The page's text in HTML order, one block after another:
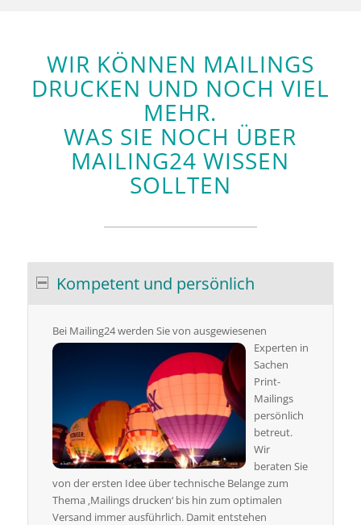
WIR KÖNNEN MAILINGS
DRUCKEN UND NOCH VIEL
MEHR.
WAS SIE NOCH ÜBER
MAILING24 WISSEN
SOLLTEN
Kompetent und persönlich
Bei Mailing24werden Sie von ausgewiesenen
Experten in
Sachen
Print-
Mailings
persönlich
betreut.
Wir
beraten Sie
von der ersten Idee über technische Belange zum
Thema ‚Mailings drucken‘ bis hin zum optimalen
Versand immer ausführlich. Damit entstehen